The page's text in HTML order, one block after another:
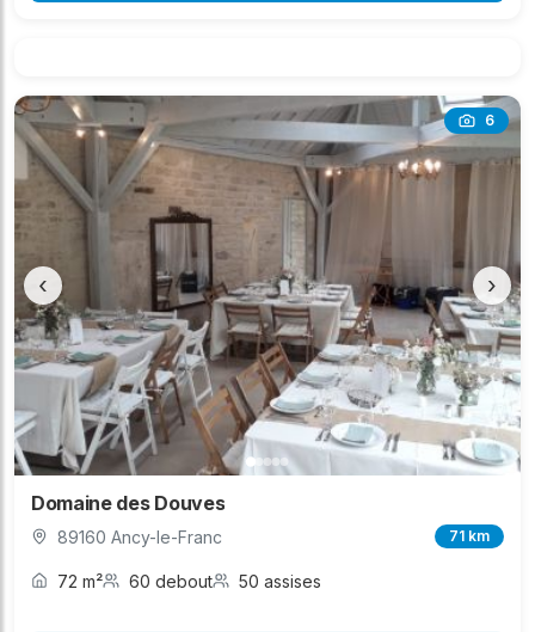
6
‹ ›
Domaine des Douves
89160 Ancy-le-Franc 71 km
72 m² 60 debout 50 assises